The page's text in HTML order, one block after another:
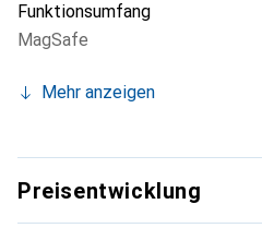
Funktionsumfang
MagSafe
Mehr anzeigen
Preisentwicklung